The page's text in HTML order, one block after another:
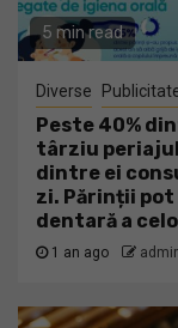
5 min read
Diverse
Peste 40%
târziu
dintre ei
zi. Părinții
dentară a
1 an ago